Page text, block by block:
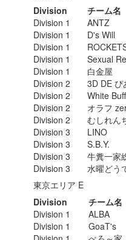
Division
チーム名
Division 1
ANTZ
Division 1
D's Will
Division 1
Division 1
Sexual
Division 1
白金屋
Division 2
3D DE ぴ
Division 2
White
Division 2
オラフ
Division 2
むしれん
Division 3
LINO
Division 3
S.B.Y.
Division 3
牛糞一家
Division 3
水曜どう
東京エリア E
Division
チーム名
Division 1
ALBA
Division 1
GoaT's